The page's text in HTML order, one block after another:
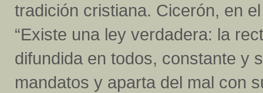
tradición cristiana. Cicerón, en
“Existe una ley verdadera: la
difundida en todos, constante y
mandatos y aparta del mal con